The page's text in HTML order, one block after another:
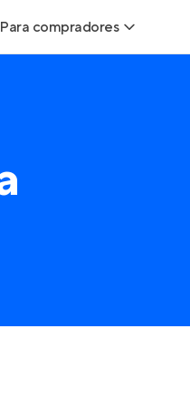
Para compradores
Comprar x Alugar
Encontre um corretor